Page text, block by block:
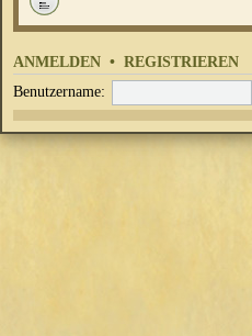
ANMELDEN • REGISTRIEREN
Benutzername: